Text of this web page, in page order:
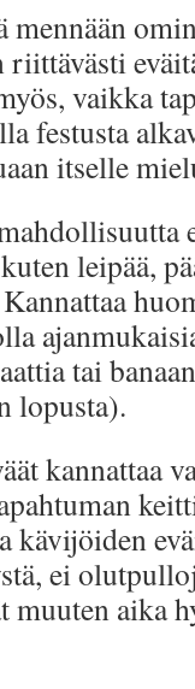
riittävästi
vaikka
festusta
itselle
leipää,
tai
lopusta).
kannattaa
kävijöiden
ei
muuten aika